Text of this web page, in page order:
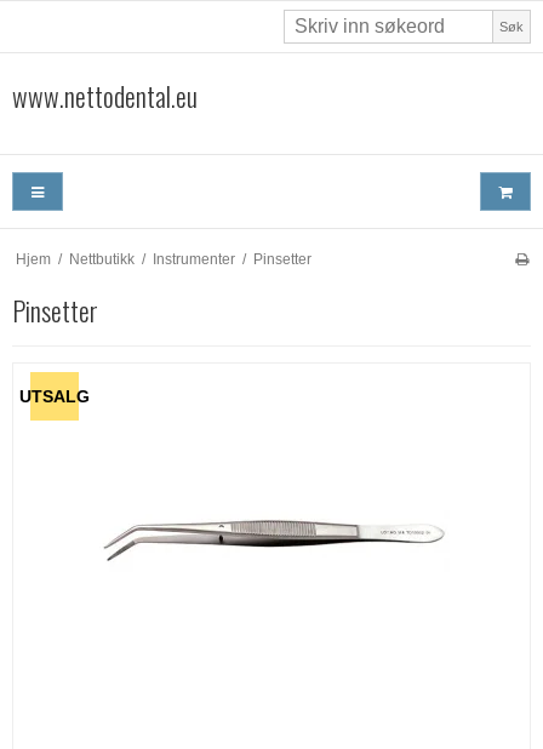
Søk
www.nettodental.eu
Hjem / Nettbutikk / Instrumenter / Pinsetter
Pinsetter
UTSALG